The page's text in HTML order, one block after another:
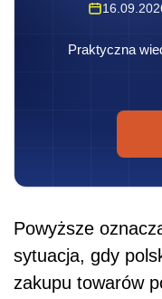
Praktyczna
Powyższe
sytuacja, gdy
zakupu towarów